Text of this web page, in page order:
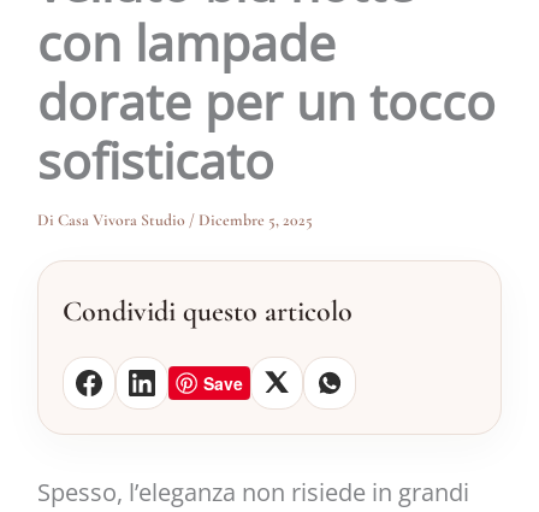
con lampade
dorate per un tocco
sofisticato
Di Casa Vivora Studio/ Dicembre 5, 2025
Condividi questo articolo
Save
Spesso, l’eleganza non risiede in grandi